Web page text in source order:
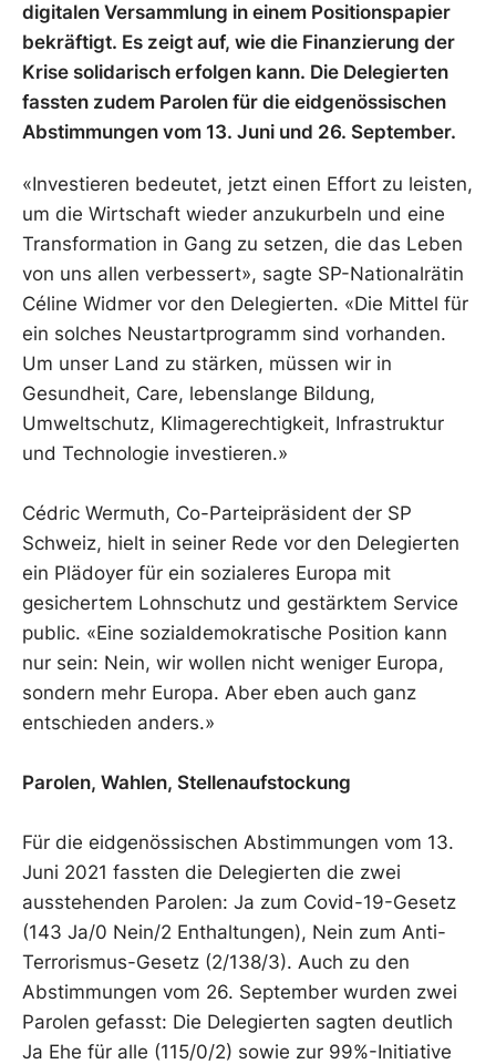
digitalen Versammlung in einem Positionspapier
bekräftigt. Es zeigt auf, wie die Finanzierung der
Krise solidarisch erfolgen kann. Die Delegierten
fassten zudem Parolen für die eidgenössischen
Abstimmungen vom 13. Juni und 26. September.
«Investieren bedeutet, jetzt einen Effort zu leisten,
um die Wirtschaft wieder anzukurbeln und eine
Transformation in Gang zu setzen, die das Leben
von uns allen verbessert», sagte SP-Nationalrätin
Céline Widmer vor den Delegierten. «Die Mittel für
ein solches Neustartprogramm sind vorhanden.
Um unser Land zu stärken, müssen wir in
Gesundheit, Care, lebenslange Bildung,
Umweltschutz, Klimagerechtigkeit, Infrastruktur
und Technologie investieren.»
Cédric Wermuth, Co-Parteipräsident der SP
Schweiz, hielt in seiner Rede vor den Delegierten
ein Plädoyer für ein sozialeres Europa mit
gesichertem Lohnschutz und gestärktem Service
public. «Eine sozialdemokratische Position kann
nur sein: Nein, wir wollen nicht weniger Europa,
sondern mehr Europa. Aber eben auch ganz
entschieden anders.»
Parolen, Wahlen, Stellenaufstockung
Für die eidgenössischen Abstimmungen vom 13.
Juni 2021 fassten die Delegierten die zwei
ausstehenden Parolen: Ja zum Covid-19-Gesetz
(143 Ja/0 Nein/2 Enthaltungen), Nein zum Anti-
Terrorismus-Gesetz (2/138/3). Auch zu den
Abstimmungen vom 26. September wurden zwei
Parolen gefasst: Die Delegierten sagten deutlich
Ja Ehe für alle (115/0/2) sowie zur 99%-Initiative